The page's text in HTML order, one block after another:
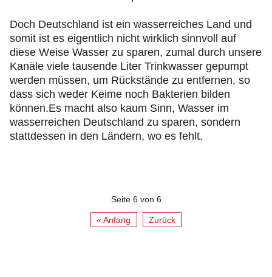
Doch Deutschland ist ein wasserreiches Land und
somit ist es eigentlich nicht wirklich sinnvoll auf
diese Weise Wasser zu sparen, zumal durch unsere
Kanäle viele tausende Liter Trinkwasser gepumpt
werden müssen, um Rückstände zu entfernen, so
dass sich weder Keime noch Bakterien bilden
können.Es macht also kaum Sinn, Wasser im
wasserreichen Deutschland zu sparen, sondern
stattdessen in den Ländern, wo es fehlt.
Seite 6 von 6
« Anfang Zurück